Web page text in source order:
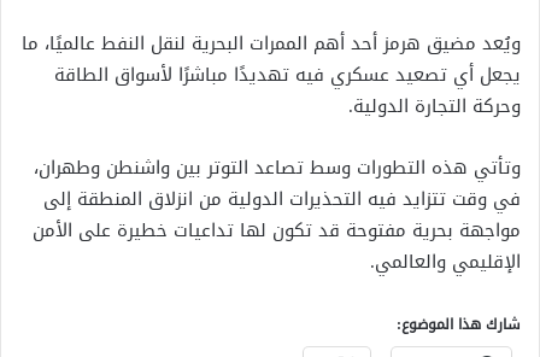
ويُعد مضيق هرمز أحد أهم الممرات البحرية لنقل النفط عالميًا، ما
يجعل أي تصعيد عسكري فيه تهديدًا مباشرًا لأسواق الطاقة
وحركة التجارة الدولية.
وتأتي هذه التطورات وسط تصاعد التوتر بين واشنطن وطهران،
في وقت تتزايد فيه التحذيرات الدولية من انزلاق المنطقة إلى
مواجهة بحرية مفتوحة قد تكون لها تداعيات خطيرة على الأمن
الإقليمي والعالمي.
شارك هذا الموضوع: